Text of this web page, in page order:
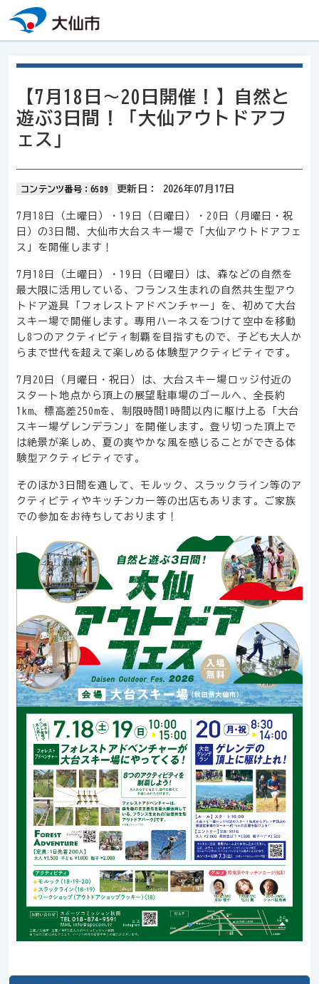
本文へスキップ
【7月18日～20日開催！】自然と
遊ぶ3日間！「大仙アウトドアフ
ェス」
コンテンツ番号：6589 更新日： 2026年07月17日
7月18日（土曜日）・19日（日曜日）・20日（月曜日・祝
日）の3日間、大仙市大台スキー場で「大仙アウトドアフェ
ス」を開催します！
7月18日（土曜日）・19日（日曜日）は、森などの自然を
最大限に活用している、フランス生まれの自然共生型アウ
トドア遊具「フォレストアドベンチャー」を、初めて大台
スキー場で開催します。専用ハーネスをつけて空中を移動
し8つのアクティビティ制覇を目指すもので、子ども大人か
らまで世代を超えて楽しめる体験型アクティビティです。
7月20日（月曜日・祝日）は、大台スキー場ロッジ付近の
スタート地点から頂上の展望駐車場のゴールへ、全長約
1km、標高差250mを、制限時間1時間以内に駆け上る「大台
スキー場ゲレンデラン」を開催します。登り切った頂上で
は絶景が楽しめ、夏の爽やかな風を感じることができる体
験型アクティビティです。
そのほか3日間を通して、モルック、スラックライン等のア
クティビティやキッチンカー等の出店もあります。ご家族
での参加をお待ちしております！